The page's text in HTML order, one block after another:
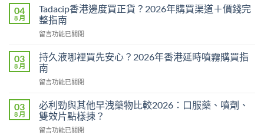
而
鋼
副
作
完
整
分
析
常
見
作
04
8 月
Tadacip香港邊度買正貨？2026年購買渠道＋價錢完
整指南
在
香
港
邊
度
正
貨？
2026
年
留言功能已關閉
03
8 月
持久液哪裡買先安心？2026年香港延時噴霧購買指
南
在
久
液
哪
裡
留言功能已關閉
03
8 月
必利勁與其他早洩藥物比較2026：口服藥、噴劑、
雙效片點樣揀？
在
留言功能已關閉